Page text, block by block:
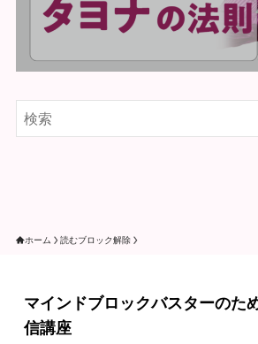
ホーム 読むブロック解除
マインドブロックバスターのた
信講座